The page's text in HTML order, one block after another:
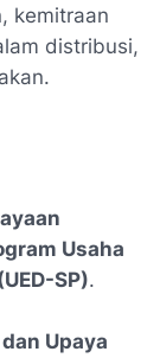
kemitraan
distribusi,
Usaha
SP).
Upaya